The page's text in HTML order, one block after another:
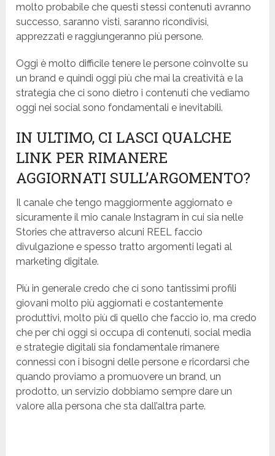
molto probabile che questi stessi contenuti avranno
successo, saranno visti, saranno ricondivisi,
apprezzati e raggiungeranno più persone.
Oggi è molto difficile tenere le persone coinvolte su
un brand e quindi oggi più che mai la creatività e la
strategia che ci sono dietro i contenuti che vediamo
oggi nei social sono fondamentali e inevitabili.
IN ULTIMO, CI LASCI QUALCHE
LINK PER RIMANERE
AGGIORNATI SULL’ARGOMENTO?
Il canale che tengo maggiormente aggiornato e
sicuramente il mio canale Instagram in cui sia nelle
Stories che attraverso alcuni REEL faccio
divulgazione e spesso tratto argomenti legati al
marketing digitale.
Più in generale credo che ci sono tantissimi profili
giovani molto più aggiornati e costantemente
produttivi, molto più di quello che faccio io, ma credo
che per chi oggi si occupa di contenuti, social media
e strategie digitali sia fondamentale rimanere
connessi con i bisogni delle persone e ricordarsi che
quando proviamo a promuovere un brand, un
prodotto, un servizio dobbiamo sempre dare un
valore alla persona che sta dall’altra parte.